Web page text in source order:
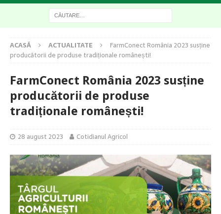
ACASĂ ACTUALITATE
FarmConect România 2023 susține
producătorii de produse tradiționale românești!
FarmConect România 2023 susține
producătorii de produse
tradiționale românești!
28 august 2023 Cotidianul Agricol